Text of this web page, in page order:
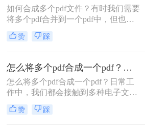
如何合成多个pdf文件？有时我们需要
将多个pdf合并到一个pdf中，但也有
一些朋友不知道如何合并，下面就为
大家分享一下如何把单页pdf合并到一
感兴趣的朋友可以一起来了解下哦。
赞 踩
怎么将多个pdf合成一个pdf？这两个方法就够用啦!
怎么将多个pdf合成一个pdf？日常工
作中，我们都会接触到多种电子文
档，而PDF格式的文档是一种非常常
见的电子文件格式？为使工作更有效
赞 踩